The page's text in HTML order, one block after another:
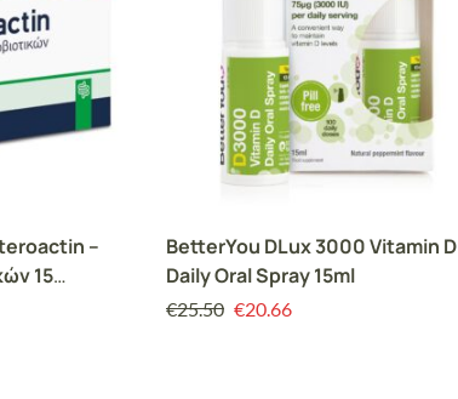
–
15
BetterYou DLux 3000 Vitamin D
Daily Oral Spray 15ml
€25.50 €20.66